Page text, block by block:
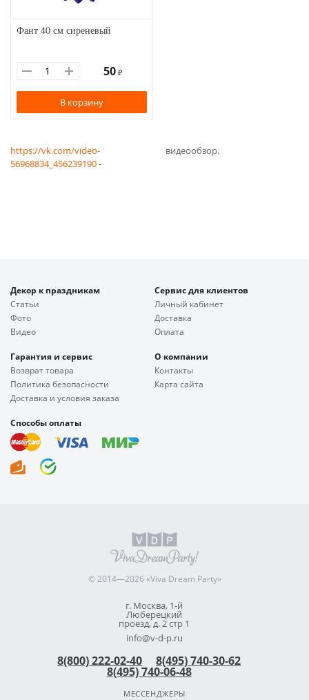
Фант 40 см сиреневый
50 ₽
В корзину
https://vk.com/video-
56968834_456239190-
видеообзор.
Декор к праздникам
Статьи
Фото
Видео
Сервис для клиентов
Личный кабинет
Доставка
Оплата
Гарантия и сервис
Возврат товара
Политика безопасности
Доставка и условия заказа
О компании
Контакты
Карта сайта
Способы оплаты
© 2014—2026 «Viva Dream Party»
г. Москва, 1-й
Люберецкий
проезд, д. 2 стр 1
info@v-d-p.ru
8(800) 222-02-40 8(495) 740-30-62
8(495) 740-06-48
МЕССЕНДЖЕРЫ